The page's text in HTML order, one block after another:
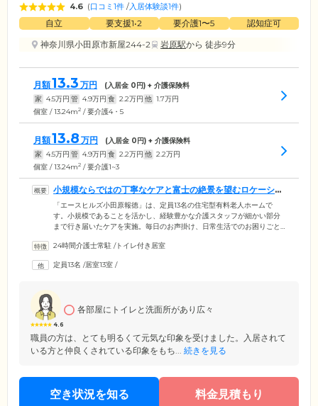
4.6 (口コミ1件 /入居体験談1件)
自立 要支援1•2 要介護1〜5
認知症可
神奈川県小田原市新屋244-2
岩原駅から 徒歩9分
月額13.3 万円 (入居金 0円) + 介護保険料
家 4.5万円 管 4.9万円 食 2.2万円 他 1.7万円
個室 / 13.24m2 / 要介護4・5
月額13.8 万円 (入居金 0円) + 介護保険料
家 4.5万円 管 4.9万円 食 2.2万円 他 2.2万円
個室 / 13.24m2 / 要介護1~3
小規模ならではの丁寧なケアと富士の絶景を望むロケーショ
ンが自慢です
「エースヒルズ小田原報徳」は、定員13名の住宅型有料老人ホームで
す。小規模であることを活かし、経験豊かな介護スタッフが細かい部分
まで行き届いたケアを実施。毎日のお声掛け、日常生活でのお困りごと
す。ロケーションも自慢のひとつで、建物周辺は緑が残る自然豊かな環
けます。また、最寄り駅からほど近く、ご家族様やご友人様が来所しや
24時間介護士常駐 /トイレ付き居室
定員13名 /居室13室 /
4.6
各部屋にトイレと洗面所があり広々
職員の方は、とても明るくて元気な印象を受けました。入居されて
いる方と仲良くされている印象をもち... 続きを見る
空き状況を知る 料金見積もり